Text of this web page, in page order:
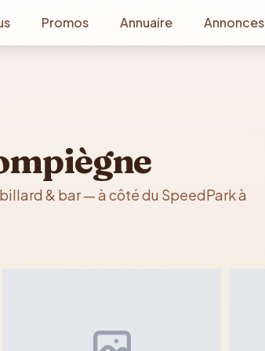
Promos Annuaire Annonces
& bar — à côté du SpeedPark à